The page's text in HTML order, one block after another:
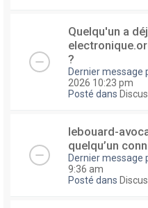
Quelqu'un a
?
Dernier message
2026 10:23 pm
Posté dans
lebouard-
quelqu’un
Dernier message
9:36 am
Posté dans